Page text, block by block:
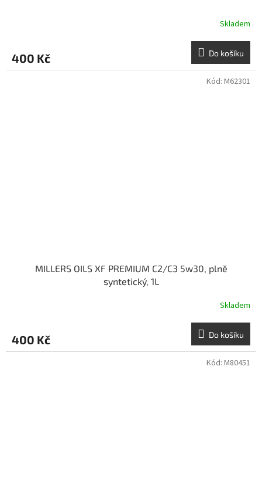
Skladem
400 Kč Do košíku
MILLERS OILS XF PREMIUM C2/C3 5w30, plně
syntetický, 1L
Skladem
400 Kč Do košíku
Kód: M62301
Kód: M80451